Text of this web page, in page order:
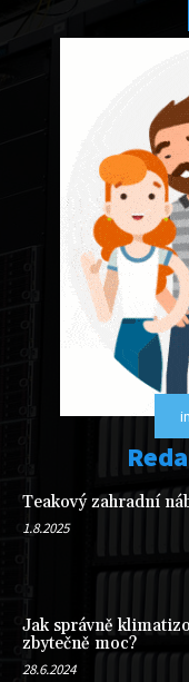
Teakový zahradní
1.8.2025
Jak správně
zbytečně moc?
28.6.2024